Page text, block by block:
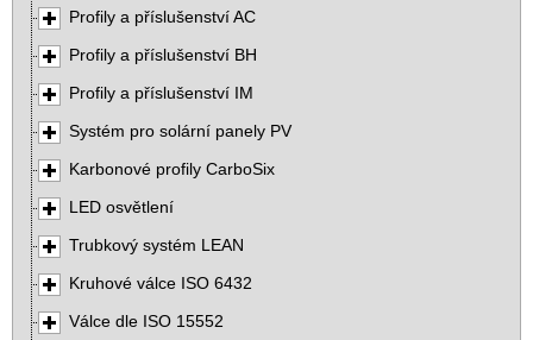
Profily a příslušenství AC
Profily a příslušenství BH
Profily a příslušenství IM
Systém pro solární panely PV
Karbonové profily CarboSix
LED osvětlení
Trubkový systém LEAN
Kruhové válce ISO 6432
Válce dle ISO 15552